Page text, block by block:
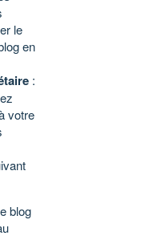
le
en
:
votre
blog